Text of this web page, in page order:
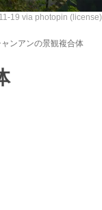
19 via photopin (license)
ンアンの景観複合体